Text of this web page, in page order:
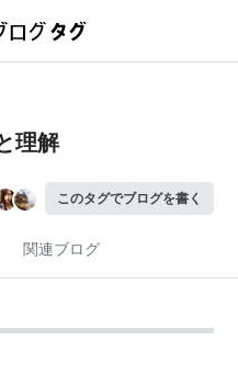
理解
このタグでブログを書く
関連ブログ